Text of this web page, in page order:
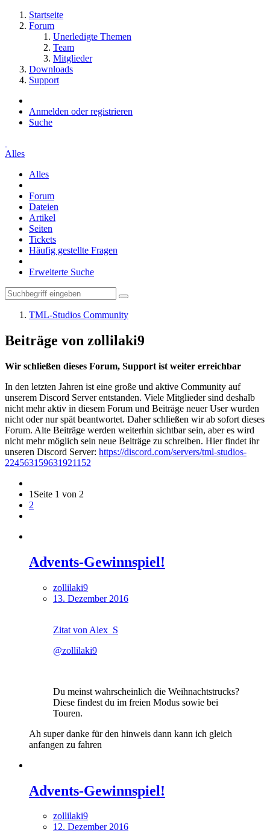
Startseite
Forum
Unerledigte Themen
Team
Mitglieder
Downloads
Support
Anmelden oder registrieren
Suche
Alles
Alles
Forum
Dateien
Artikel
Seiten
Tickets
Häufig gestellte Fragen
Erweiterte Suche
TML-Studios Community
Beiträge von zollilaki9
Wir schließen dieses Forum, Support ist weiter erreichbar
In den letzten Jahren ist eine große und aktive Community auf
unserem Discord Server entstanden. Viele Mitglieder sind deshalb
nicht mehr aktiv in diesem Forum und Beiträge neuer User wurden
nicht oder nur spät beantwortet. Daher schließen wir ab sofort dieses
Forum. Alte Beiträge werden weiterhin sichtbar sein, aber es wird
nicht mehr möglich sein neue Beiträge zu schreiben. Hier findet ihr
unseren Discord Server: https://discord.com/servers/tml-studios-
224563159631921152
1 Seite 1 von 2
2
Advents-Gewinnspiel!
zollilaki9
13. Dezember 2016
Zitat von Alex_S
@zollilaki9
Du meinst wahrscheinlich die Weihnachtstrucks?
Diese findest du im freien Modus sowie bei
Touren.
Ah super danke für den hinweis dann kann ich gleich
anfangen zu fahren
Advents-Gewinnspiel!
zollilaki9
12. Dezember 2016